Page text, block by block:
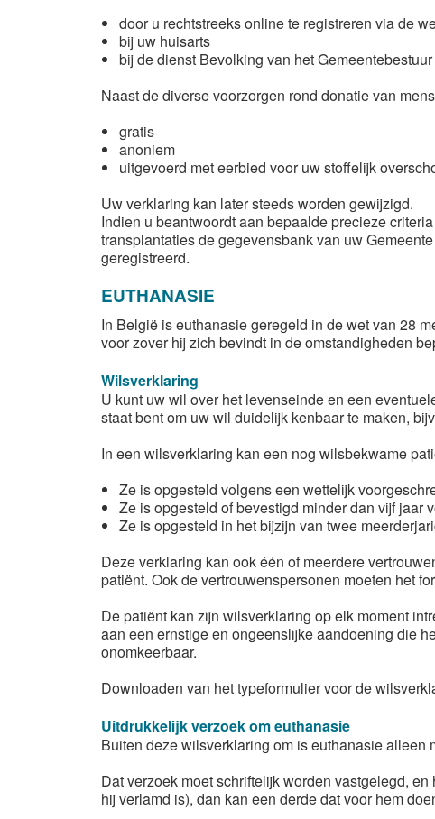
door u rechtstreeks online te registreren via de
bij uw huisarts
bij de dienst Bevolking van het Gemeentebestuur
Naast de diverse voorzorgen rond donatie van
gratis
anoniem
uitgevoerd met eerbied voor uw stoffelijk
Uw verklaring kan later steeds worden gewijzigd.
Indien u beantwoordt aan bepaalde precieze
transplantaties de gegevensbank van uw
geregistreerd.
EUTHANASIE
In België is euthanasie geregeld in de wet van 28
voor zover hij zich bevindt in de omstandigheden
Wilsverklaring
U kunt uw wil over het levenseinde en een
staat bent om uw wil duidelijk kenbaar te maken,
In een wilsverklaring kan een nog wilsbekwame
Ze is opgesteld volgens een wettelijk
Ze is opgesteld of bevestigd minder dan vijf jaar
Ze is opgesteld in het bijzijn van twee
Deze verklaring kan ook één of meerdere
patiënt. Ook de vertrouwenspersonen moeten het
De patiënt kan zijn wilsverklaring op elk moment
aan een ernstige en ongeenslijke aandoening die
onomkeerbaar.
Downloaden van hettypeformulier voor de
Uitdrukkelijk verzoek om euthanasie
Buiten deze wilsverklaring om is euthanasie alleen
Dat verzoek moet schriftelijk worden vastgelegd,
hij verlamd is), dan kan een derde dat voor hem